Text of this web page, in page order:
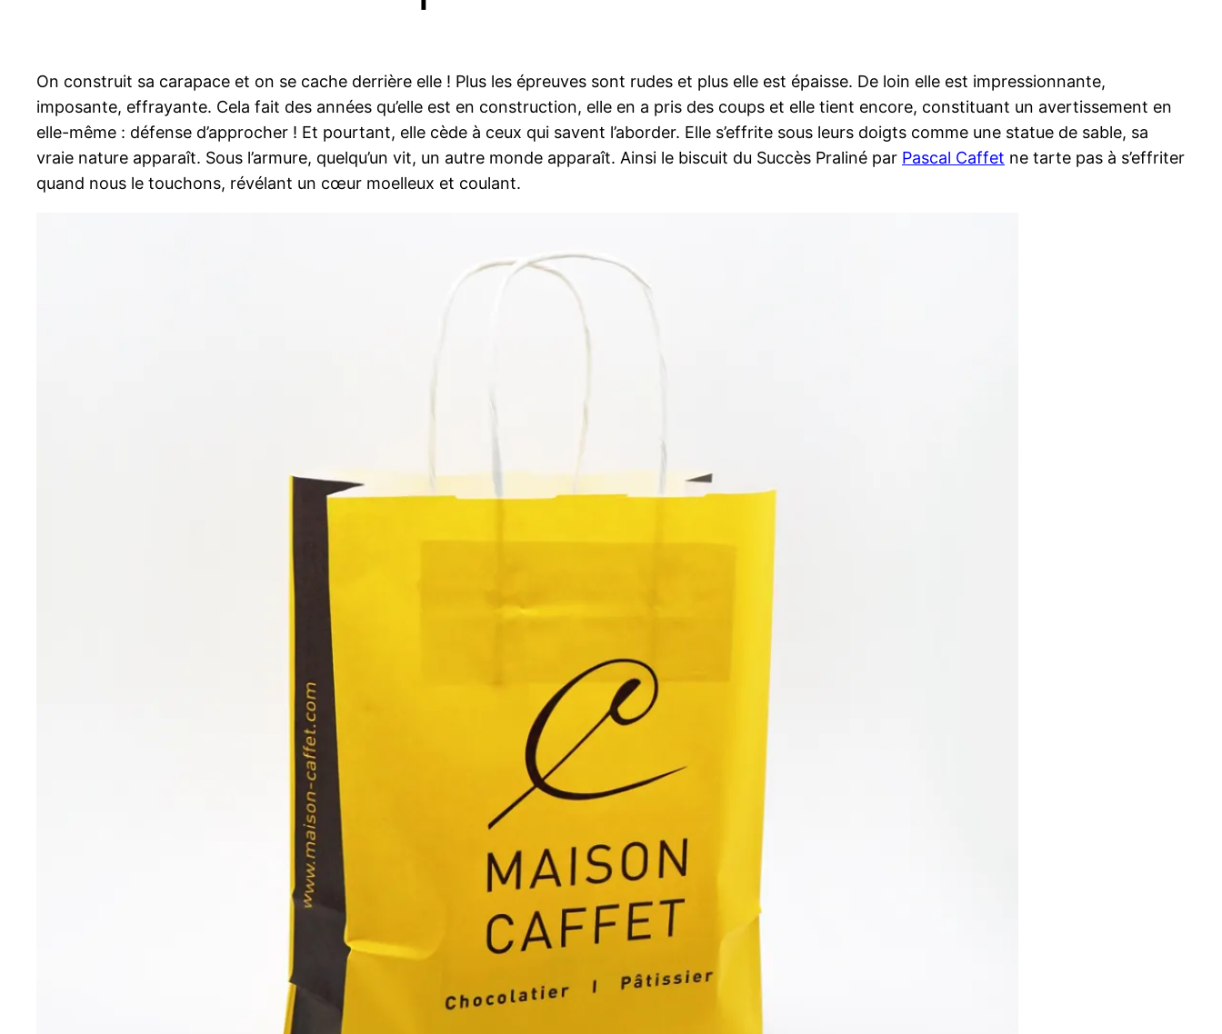
On construit sa carapace et on se cache derrière elle ! Plus les épreuves sont rudes et plus elle est épaisse. De loin elle est impressionnante,
imposante, effrayante. Cela fait des années qu’elle est en construction, elle en a pris des coups et elle tient encore, constituant un avertissement en
elle-même : défense d’approcher ! Et pourtant, elle cède à ceux qui savent l’aborder. Elle s’effrite sous leurs doigts comme une statue de sable, sa
vraie nature apparaît. Sous l’armure, quelqu’un vit, un autre monde apparaît. Ainsi le biscuit du Succès Praliné par Pascal Caffet ne tarte pas à s’effriter
quand nous le touchons, révélant un cœur moelleux et coulant.